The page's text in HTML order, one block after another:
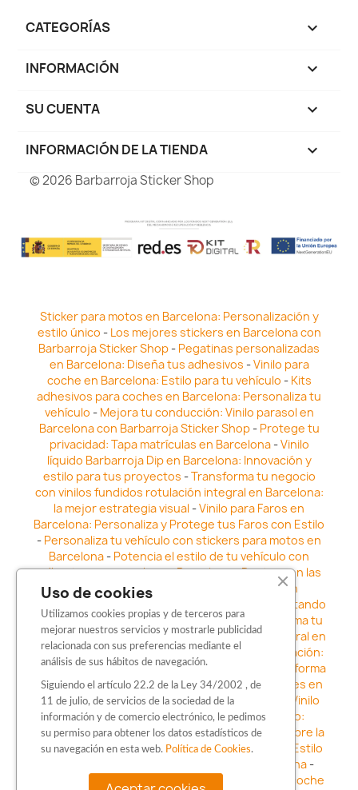
CATEGORÍAS 
INFORMACIÓN 
SU CUENTA 
INFORMACIÓN DE LA TIENDA keyboard_arrow_down
© 2026 Barbarroja Sticker Shop
Sticker para motos en Barcelona: Personalización y
estilo único - Los mejores stickers en Barcelona con
Barbarroja Sticker Shop- Pegatinas personalizadas
en Barcelona: Diseña tus adhesivos -Vinilo para
coche en Barcelona: Estilo para tu vehículo - Kits
adhesivos para coches en Barcelona: Personaliza tu
vehículo - Mejora tu conducción: Vinilo parasol en
Barcelona con Barbarroja Sticker Shop- Protege tu
privacidad: Tapa matrículas en Barcelona-Vinilo
líquido Barbarroja Dip en Barcelona: Innovación y
estilo para tus proyectos -Transforma tu negocio
con vinilos fundidos rotulación integral en Barcelona:
la mejor estrategia visual -Vinilo para Faros en
Barcelona: Personaliza y Protege tus Faros con Estilo
- Personaliza tu vehículo con stickers para motos en
Barcelona- Potencia el estilo de tu vehículo con
adhesivos para coche en Barcelona-Destaca en las
calles: Los Mejores stickers para coches en
Vinilo para faros en Barcelona: Resaltando
la Estética y Seguridad del Automóvil- Transforma tu
vehículo con los vinilos fundidos rotulación integral en
Barcelona-Explora la Innovación en Personalización:
Vinilo líquido barbarroja dip en Barcelona
Transforma
tu vehículo con estilo: Kits adhesivos para coches en
Barcelona-Personaliza tu vehículo con estilo: Vinilo
para coche en Barcelona-Destaca con Estilo:
Pegatinas personalizadas en Barcelona -Descubre la
distinción: Los Mejores stickers en Barcelona
Estilo
en movimiento: Sticker para motos en Barcelona-
Personalización sobre ruedas: Adhesivos para coche
Uso de cookies
Utilizamos cookies propias y de terceros para
mejorar nuestros servicios y mostrarle publicidad
relacionada con sus preferencias mediante el
análisis de sus hábitos de navegación.
Siguiendo el artículo 22.2 de la Ley 34/2002 , de
11 de julio, de servicios de la sociedad de la
información y de comercio electrónico, le pedimos
su permiso para obtener los datos estadísticos de
su navegación en esta web. Política de Cookies.